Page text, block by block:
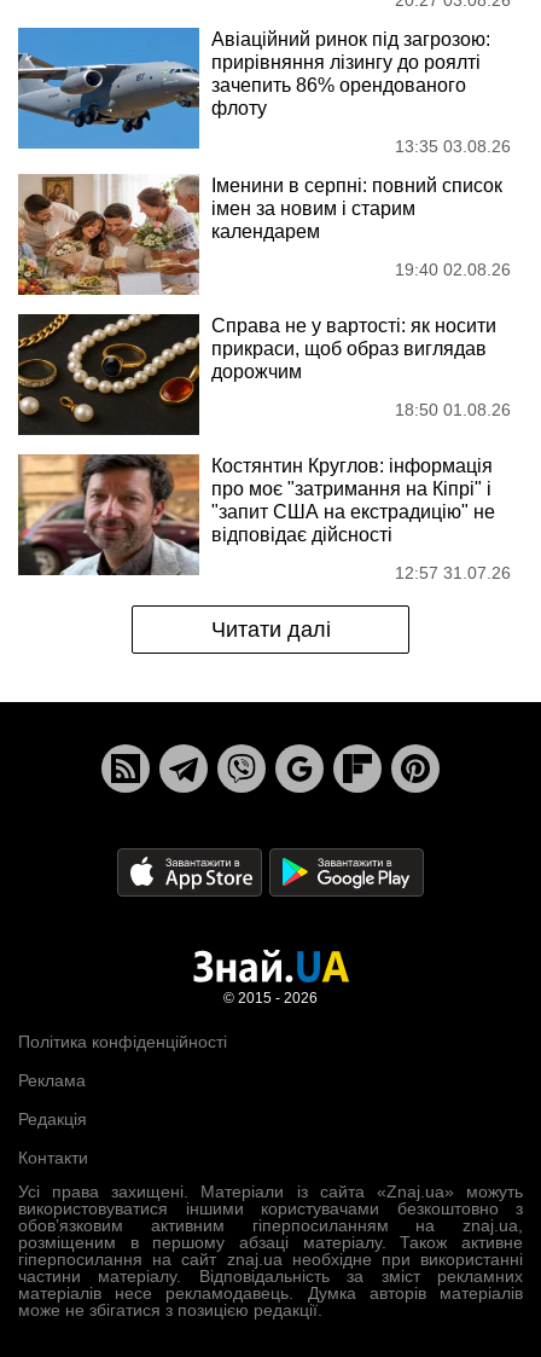
Авіаційний ринок під загрозою:
прирівняння лізингу до роялті
зачепить 86% орендованого
флоту
13:35 03.08.26
Іменини в серпні: повний список
імен за новим і старим
календарем
19:40 02.08.26
Справа не у вартості: як носити
прикраси, щоб образ виглядав
дорожчим
18:50 01.08.26
Костянтин Круглов: інформація
про моє "затримання на Кіпрі" і
"запит США на екстрадицію" не
відповідає дійсності
12:57 31.07.26
Читати далі
Усі права захищені. Матеріали із сайта «Znaj.ua» можуть
використовуватися іншими користувачами безкоштовно з
обов’язковим активним гіперпосиланням на znaj.ua,
розміщеним в першому абзаці матеріалу. Також активне
гіперпосилання на сайт znaj.ua необхідне при використанні
частини матеріалу. Відповідальність за зміст рекламних
матеріалів несе рекламодавець. Думка авторів матеріалів
може не збігатися з позицією редакції.
Політика конфіденційності
Реклама
Редакція
Контакти
© 2015 - 2026